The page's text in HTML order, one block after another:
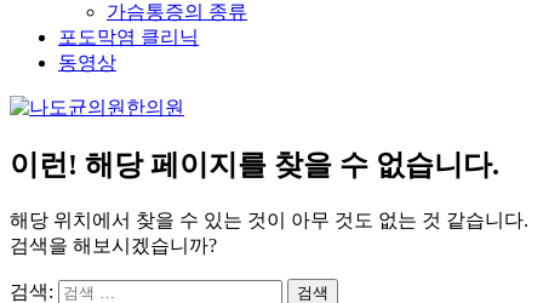
가슴통증의 종류
포도막염 클리닉
동영상
이런! 해당 페이지를 찾을 수 없습니다.
해당 위치에서 찾을 수 있는 것이 아무 것도 없는 것 같습니다.
검색을 해보시겠습니까?
검색: 검색